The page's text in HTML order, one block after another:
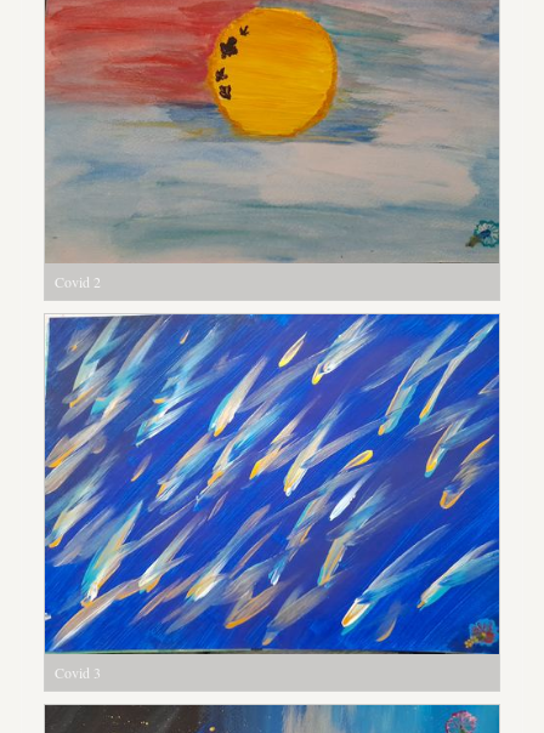
Covid 2
Covid 3